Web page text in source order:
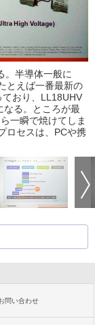
。半導体一般に
とえば一番最新の
おり、LL18UHV
なる。ところが最
一瞬で焼けてしま
ロセスは、PCや携
問い合わせ